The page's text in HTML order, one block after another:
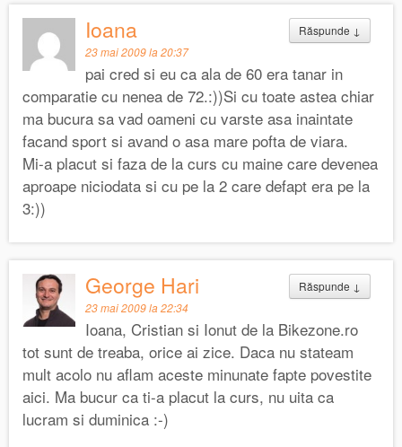
Răspunde ↓
Ioana
23 mai 2009 la 20:37
pai cred si eu ca ala de 60 era tanar in
comparatie cu nenea de 72.:))Si cu toate astea chiar
ma bucura sa vad oameni cu varste asa inaintate
facand sport si avand o asa mare pofta de viara.
Mi-a placut si faza de la curs cu maine care devenea
aproape niciodata si cu pe la 2 care defapt era pe la
3:))
Răspunde ↓
George Hari
23 mai 2009 la 22:34
Ioana, Cristian si Ionut de la Bikezone.ro
tot sunt de treaba, orice ai zice. Daca nu stateam
mult acolo nu aflam aceste minunate fapte povestite
aici. Ma bucur ca ti-a placut la curs, nu uita ca
lucram si duminica :-)